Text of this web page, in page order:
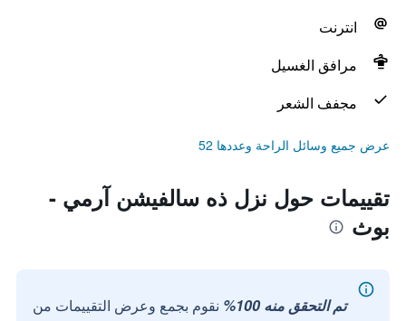
انترنت
مرافق الغسيل
مجفف الشعر
عرض جميع وسائل الراحة وعددها 52
تقييمات حول نزل ذه سالفيشن آرمي -
بوث
تم التحقق منه 100%
نقوم بجمع وعرض التقييمات من